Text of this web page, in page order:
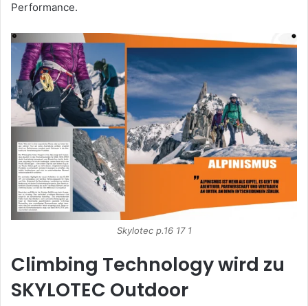
Performance.
Skylotec p.16 17 1
Climbing Technology wird zu
SKYLOTEC Outdoor